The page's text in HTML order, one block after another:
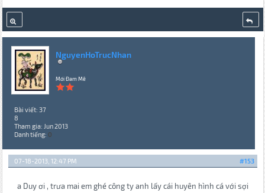
NguyenHoTrucNhan
Mới Đam Mê
Bài viết: 37
8
Tham gia: Jun 2013
Danh tiếng: 0
#153
07-18-2013, 12:47 PM
a Duy ơi , trưa mai em ghé công ty anh lấy cái huyên hình cá với sợi